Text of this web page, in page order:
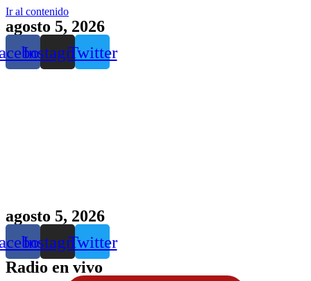
Ir al contenido
agosto 5, 2026
InstagramTwitter
agosto 5, 2026
InstagramTwitter
Radio en vivo